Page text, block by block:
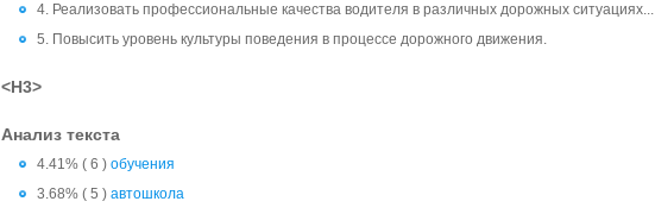
4. Реализовать профессиональные качества водителя в различных дорожных ситуациях...
5. Повысить уровень культуры поведения в процессе дорожного движения.
<H3>
Анализ текста
4.41% ( 6 )обучения
3.68% ( 5 )автошкола